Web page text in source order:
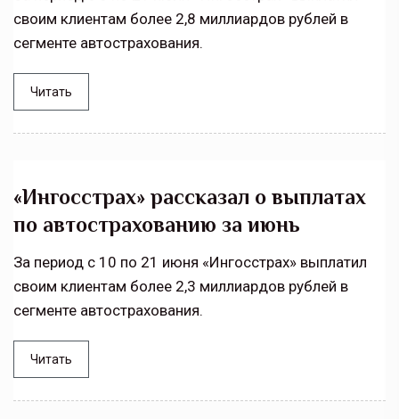
своим клиентам более 2,8 миллиардов рублей в
сегменте автострахования.
Читать
«Ингосстрах» рассказал о выплатах
по автострахованию за июнь
За период с 10 по 21 июня «Ингосстрах» выплатил
своим клиентам более 2,3 миллиардов рублей в
сегменте автострахования.
Читать